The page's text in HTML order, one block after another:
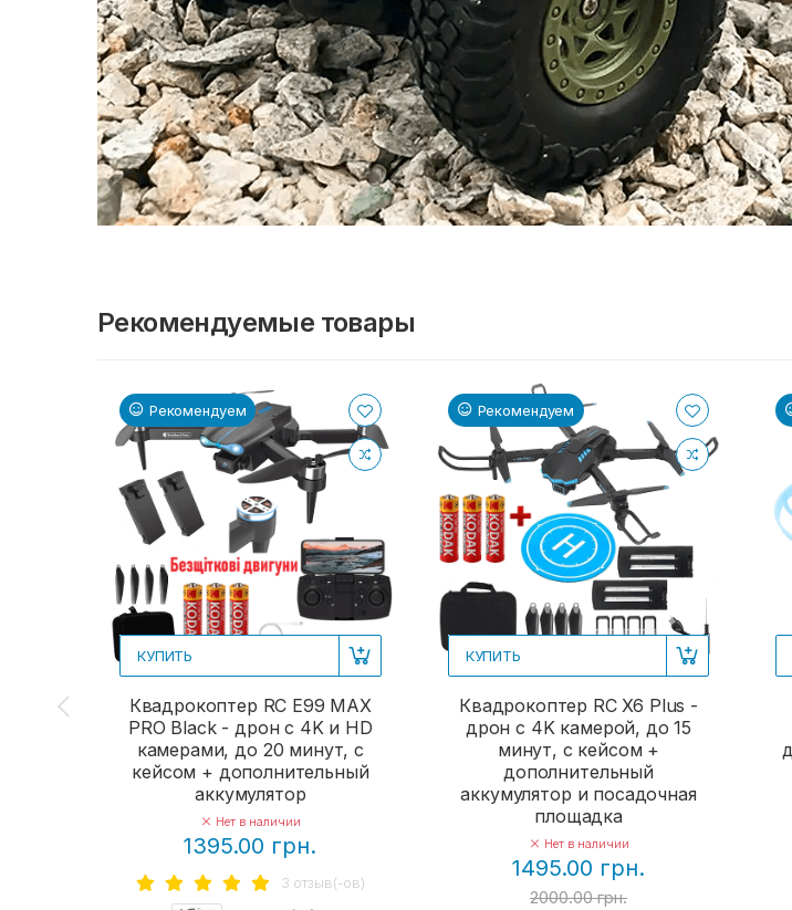
Рекомендуемые товары
Рекомендуем
КУПИТЬ
Квадрокоптер RC E99 MAX
PRO Black - дрон с 4K и HD
камерами, до 20 минут, с
кейсом + дополнительный
аккумулятор
Нет в наличии
1395.00 грн.
3 отзыв(-ов)
Рекомендуем
КУПИТЬ
Квадрокоптер RC X6 Plus -
дрон с 4K камерой, до 15
минут, с кейсом +
дополнительный
аккумулятор и посадочная
площадка
Нет в наличии
1495.00 грн.
2000.00 грн.